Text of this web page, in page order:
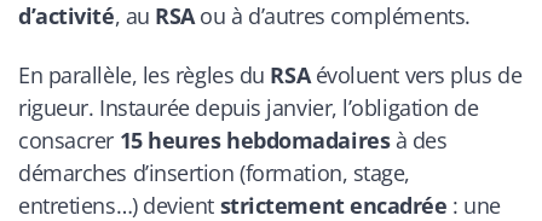
d’activité, au RSAou à d’autres compléments.
En parallèle, les règles du RSAévoluent vers plus de
rigueur. Instaurée depuis janvier, l’obligation de
consacrer 15 heures hebdomadairesà des
démarches d’insertion (formation, stage,
entretiens…) devient strictement encadrée : une